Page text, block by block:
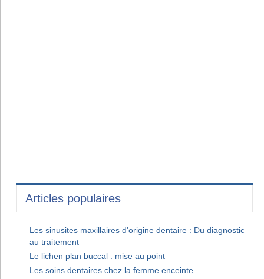
Articles populaires
Les sinusites maxillaires d'origine dentaire : Du diagnostic
au traitement
Le lichen plan buccal : mise au point
Les soins dentaires chez la femme enceinte